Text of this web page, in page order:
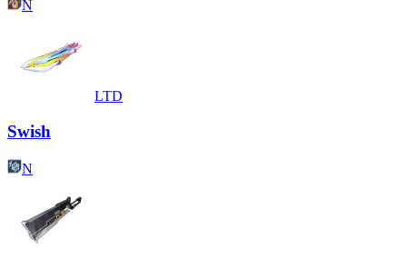
N
LTD
Swish
N